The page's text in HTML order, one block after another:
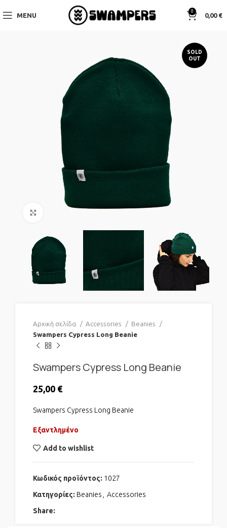
MENU
0
0,00 €
SOLD
OUT
Αρχική σελίδα Accessories
Beanies
Swampers Cypress Long Beanie
Swampers Cypress Long Beanie
25,00 €
Swampers Cypress Long Beanie
Εξαντλημένο
Add to wishlist
Κωδικός προϊόντος: 1027
Κατηγορίες: Beanies , Accessories
Share: